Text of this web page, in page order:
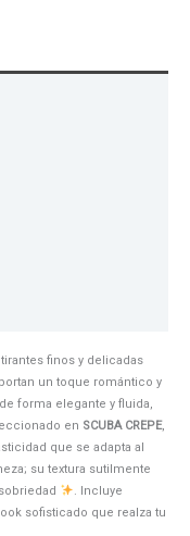
finos y delicadas
un toque romántico y
forma elegante y fluida,
en SCUBA CREPE,
que se adapta al
su textura sutilmente
. Incluye
sofisticado que realza tu